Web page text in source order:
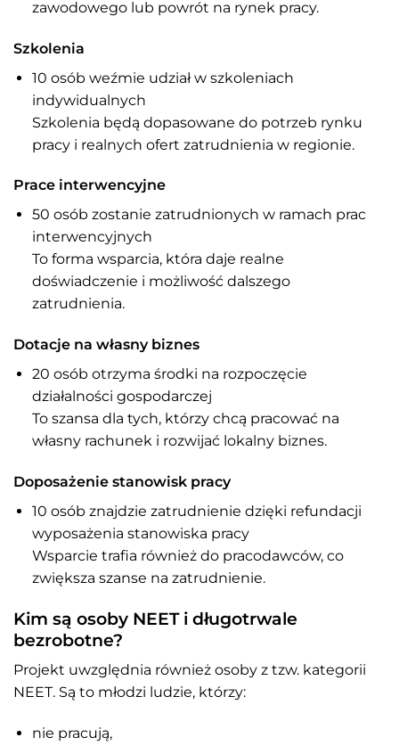
zawodowego lub powrót na rynek pracy.
Szkolenia
10 osób weźmie udział w szkoleniach
indywidualnych
Szkolenia będą dopasowane do potrzeb rynku
pracy i realnych ofert zatrudnienia w regionie.
Prace interwencyjne
50 osób zostanie zatrudnionych w ramach prac
interwencyjnych
To forma wsparcia, która daje realne
doświadczenie i możliwość dalszego
zatrudnienia.
Dotacje na własny biznes
20 osób otrzyma środki na rozpoczęcie
działalności gospodarczej
To szansa dla tych, którzy chcą pracować na
własny rachunek i rozwijać lokalny biznes.
Doposażenie stanowisk pracy
10 osób znajdzie zatrudnienie dzięki refundacji
wyposażenia stanowiska pracy
Wsparcie trafia również do pracodawców, co
zwiększa szanse na zatrudnienie.
Kim są osoby NEET i długotrwale
bezrobotne?
Projekt uwzględnia również osoby z tzw. kategorii
NEET. Są to młodzi ludzie, którzy:
nie pracują,